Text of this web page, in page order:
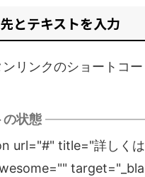
とテキストを入力
リンクのショートコ
の状態
url="#" title="詳しく